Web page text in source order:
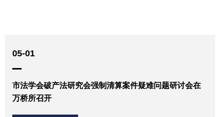
05-01
市法学会破产法研究会强制清算案件疑难问题研讨会在
万桥所召开